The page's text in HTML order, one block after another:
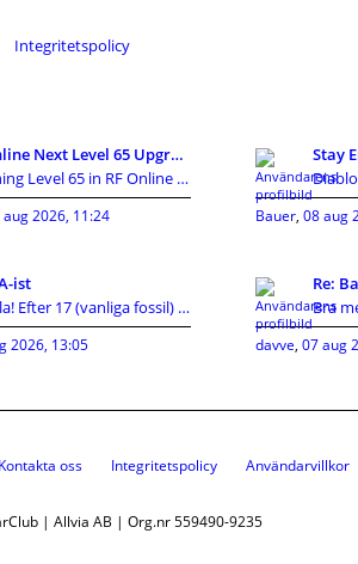
Integritetspolicy
RF Online Next Level 65 Upgrade Guide: Maximize Co
Reaching Level 65 in RF Online Next Diamond opens
aug 2026, 11:24 Bauer, 08 aug
ist
Hej alla! Efter 17 (vanliga fossil) bilar och 45 å
2026, 13:05
Re:
Bra
davve, 07 aug
Kontakta oss Integritetspolicy Användarvillkor
| Allvia AB | Org.nr 559490-9235